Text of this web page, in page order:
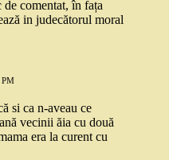
comentat, în fața
in judecătorul moral
PM
si ca n-aveau ce
vecinii ăia cu două
era la curent cu